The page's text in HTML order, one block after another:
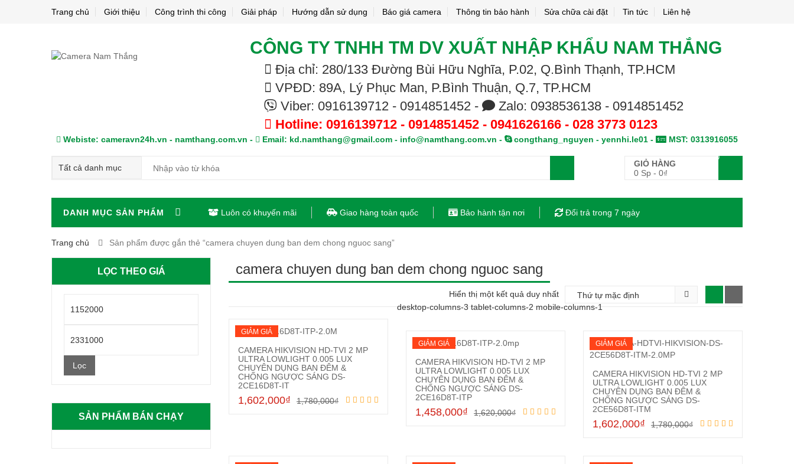
Trang chủ Giới thiệu Công trình thi công Giải pháp Hướng dẫn sử dụng Báo giá camera Thông tin bảo hành Sửa chữa cài đặt Tin tức Liên hệ
CÔNG TY TNHH TM DV XUẤT NHẬP KHẨU NAM THẮNG
Địa chỉ: 280/133 Đường Bùi Hữu Nghĩa, P.02, Q.Bình Thạnh, TP.HCM
VPĐD: 89A, Lý Phục Man, P.Bình Thuận, Q.7, TP.HCM
Viber: 0916139712 - 0914851452 -
Zalo: 0938536138 - 0914851452
Hotline: 0916139712 - 0914851452 - 0941626166 - 028 3773 0123
Webiste: cameravn24h.vn - namthang.com.vn - Email: kd.namthang@gmail.com - info@namthang.com.vn - congthang_nguyen - yennhi.le01 - MST: 0313916055
GIỎ HÀNG
0 Sp - 0₫
0
DANH MỤC SẢN PHẨM Luôn có khuyến mãi Giao hàng toàn quốc Bảo hành tận nơi Đổi trả trong 7 ngày
Trang chủ Sản phẩm được gắn thẻ “camera chuyen dung ban dem chong nguoc sang”
camera chuyen dung ban dem chong nguoc sang
Hiển thị một kết quả duy nhất
desktop-columns-3 tablet-columns-2 mobile-columns-1
GIẢM GIÁ
Mua hàng
CAMERA HIKVISION HD-TVI 2 MP
ULTRA LOWLIGHT 0.005 LUX
CHUYÊN DỤNG BAN ĐÊM &
CHỐNG NGƯỢC SÁNG DS-
2CE16D8T-IT
1,780,000₫
1,602,000₫
GIẢM GIÁ
Mua hàng
CAMERA HIKVISION HD-TVI 2 MP
ULTRA LOWLIGHT 0.005 LUX
CHUYÊN DỤNG BAN ĐÊM &
CHỐNG NGƯỢC SÁNG DS-
2CE16D8T-ITP
1,620,000₫
1,458,000₫
GIẢM GIÁ
Mua hàng
CAMERA HIKVISION HD-TVI 2 MP
ULTRA LOWLIGHT 0.005 LUX
CHUYÊN DỤNG BAN ĐÊM &
CHỐNG NGƯỢC SÁNG DS-
2CE56D8T-ITM
1,780,000₫
1,602,000₫
LỌC THEO GIÁ
Lọc
SẢN PHẨM BÁN CHẠY